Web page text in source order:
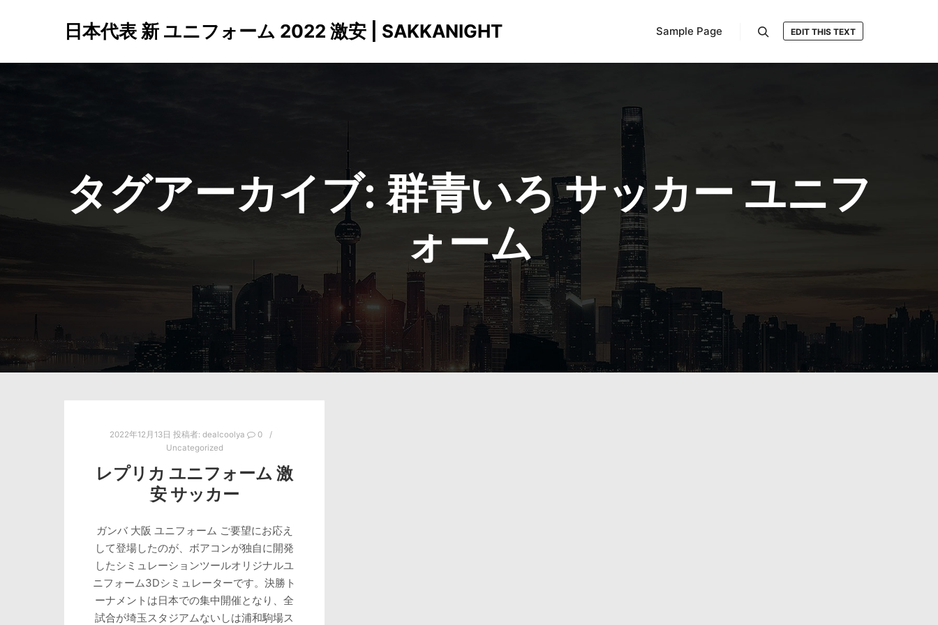
日本代表 新 ユニフォーム 2022 激安 | SAKKANIGHT Sample Page EDIT THIS TEXT
タグアーカイブ:群青いろ サッカー ユニフ
ォーム
2022年12月13日 投稿者:dealcoolya
0
Uncategorized
レプリカ ユニフォーム 激
安 サッカー
ガンバ 大阪 ユニフォーム ご要望にお応え
して登場したのが、ボアコンが独自に開発
したシミュレーションツールオリジナルユ
ニフォーム3Dシミュレーターです。決勝ト
ーナメントは日本での集中開催となり、全
試合が埼玉スタジアムないしは浦和駒場ス